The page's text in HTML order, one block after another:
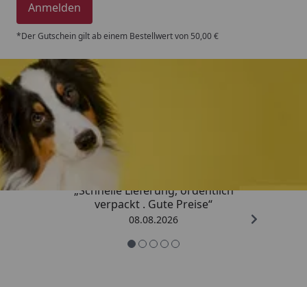
Anmelden
*Der Gutschein gilt ab einem Bestellwert von 50,00 €
Trusted Shops
„Schnelle Lieferung, ordentlich
verpackt . Gute Preise“
08.08.2026